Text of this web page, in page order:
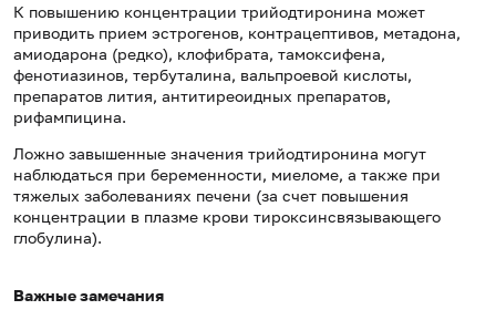
К повышению концентрации трийодтиронина может
приводить прием эстрогенов, контрацептивов, метадона,
амиодарона (редко), клофибрата, тамоксифена,
фенотиазинов, тербуталина, вальпроевой кислоты,
препаратов лития, антитиреоидных препаратов,
рифампицина.
Ложно завышенные значения трийодтиронина могут
наблюдаться при беременности, миеломе, а также при
тяжелых заболева­ниях печени (за счет повышения
концентрации в плазме крови тироксинсвязывающего
глобулина).
Важные замечания